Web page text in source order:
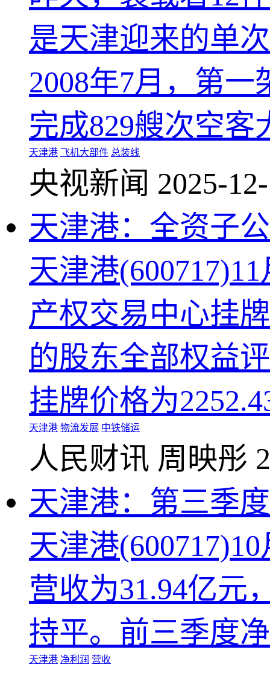
是天津迎来的单
2008年7月，第
完成829艘次空客
天津港 飞机大部件 总装线
央视新闻 2025-
天津港：全资子
天津港
产权交易中心挂
的股东全部权益
挂牌价格为
天津港 物流发展 中铁储运
人民财讯 周映彤
天津港：第三季
天津港
营收为31.94亿元
持平。前三季度
天津港 净利润 营收